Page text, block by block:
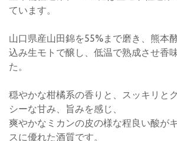
ています。
山口県産山田錦を55%まで磨き、熊本
込み生モトで醸し、低温で熟成させ香
た。
穏やかな柑橘系の香りと、スッキリと
シーな甘み、旨みを感じ、
爽やかなミカンの皮の様な程良い酸が
スに優れた酒質です。